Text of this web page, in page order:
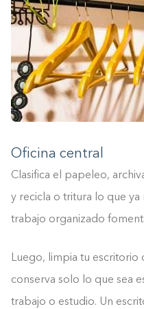
Oficina central
Clasifica el papeleo,
y recicla o tritura lo que ya
trabajo organizado
Luego, limpia tu escritorio
conserva solo lo que sea
trabajo o estudio. Un